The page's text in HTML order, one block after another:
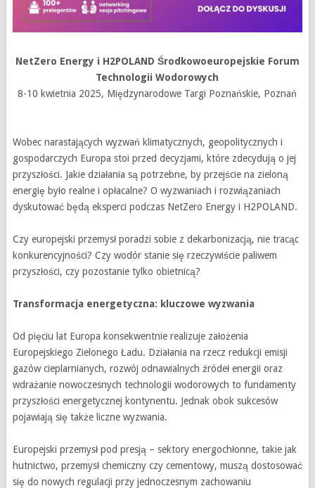
NetZero Energy i H2POLAND Środkowoeuropejskie Forum
Technologii Wodorowych
8-10 kwietnia 2025, Międzynarodowe Targi Poznańskie, Poznań
Wobec narastających wyzwań klimatycznych, geopolitycznych i
gospodarczych Europa stoi przed decyzjami, które zdecydują o jej
przyszłości. Jakie działania są potrzebne, by przejście na zieloną
energię było realne i opłacalne? O wyzwaniach i rozwiązaniach
dyskutować będą eksperci podczas NetZero Energy i H2POLAND.
Czy europejski przemysł poradzi sobie z dekarbonizacją, nie tracąc
konkurencyjności? Czy wodór stanie się rzeczywiście paliwem
przyszłości, czy pozostanie tylko obietnicą?
Transformacja energetyczna: kluczowe wyzwania
Od pięciu lat Europa konsekwentnie realizuje założenia
Europejskiego Zielonego Ładu. Działania na rzecz redukcji emisji
gazów cieplarnianych, rozwój odnawialnych źródeł energii oraz
wdrażanie nowoczesnych technologii wodorowych to fundamenty
przyszłości energetycznej kontynentu. Jednak obok sukcesów
pojawiają się także liczne wyzwania.
Europejski przemysł pod presją – sektory energochłonne, takie jak
hutnictwo, przemysł chemiczny czy cementowy, muszą dostosować
się do nowych regulacji przy jednoczesnym zachowaniu